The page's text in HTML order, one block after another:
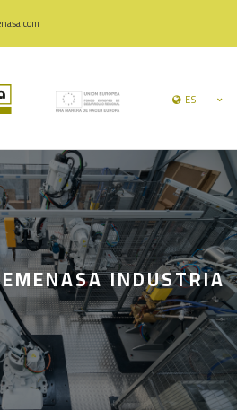
ES
INDUSTRIA